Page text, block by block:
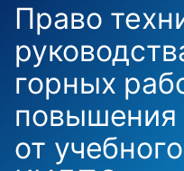
Право
горных
повышения
от